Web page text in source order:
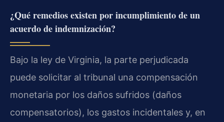
¿Qué remedios existen por incumplimiento de un
acuerdo de indemnización?
Bajo la ley de Virginia, la parte perjudicada
puede solicitar al tribunal una compensación
monetaria por los daños sufridos (daños
compensatorios), los gastos incidentales y, en